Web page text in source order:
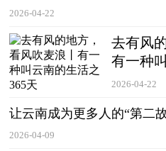
2026-04-22
去有风
有一种
2026-04-22
让云南成为更多人的“第二
2026-04-09